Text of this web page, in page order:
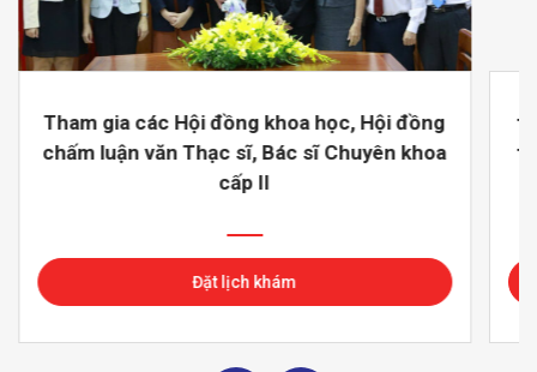
Tham gia các Hội đồng khoa học, Hội đồng
chấm luận văn Thạc sĩ, Bác sĩ Chuyên khoa
cấp II
Đặt lịch khám